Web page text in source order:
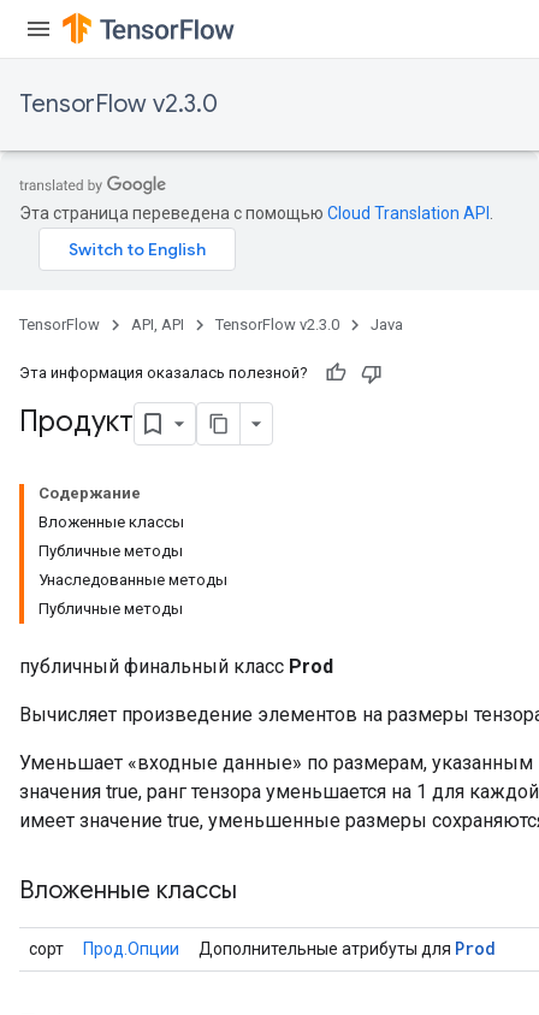
TensorFlow v2.3.0
Эта страница переведена с помощью Cloud Translation API
TensorFlow API, API TensorFlow v2.3.0 Java
Эта информация оказалась полезной?
Продукт
Содержание
Вложенные классы
Публичные методы
Унаследованные методы
Публичные методы
публичный финальный класс Prod
Вычисляет произведение элементов на размеры
Уменьшает «входные данные» по размерам, указанным
значения true, ранг тензора уменьшается на 1 для
имеет значение true, уменьшенные размеры
Вложенные классы
сорт Прод.Опции Дополнительные атрибуты для Prod